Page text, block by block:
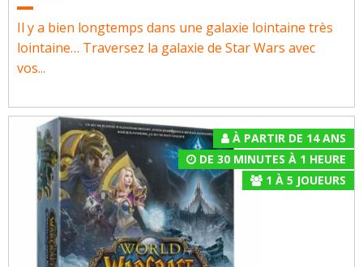
Il y a bien longtemps dans une galaxie lointaine très
lointaine… Traversez la galaxie de Star Wars avec
vos...
À PARTIR DE 14 ANS
DE 30 MINUTES À 1 HEURE
1 À 5 JOUEURS